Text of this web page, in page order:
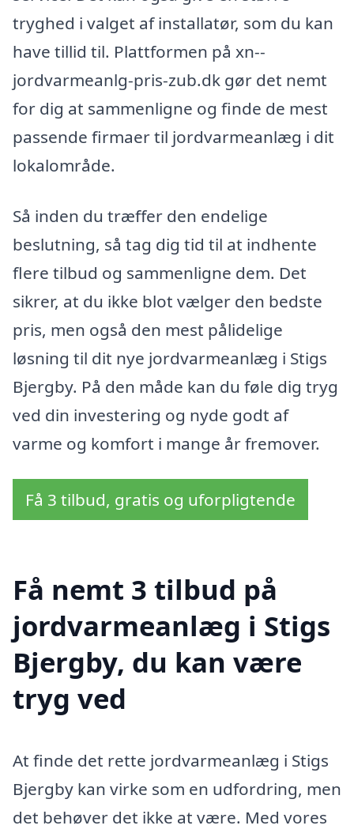
tryghed i valget af installatør, som du kan
have tillid til. Plattformen på xn--
jordvarmeanlg-pris-zub.dk gør det nemt
for dig at sammenligne og finde de mest
passende firmaer til jordvarmeanlæg i dit
lokalområde.
Så inden du træffer den endelige
beslutning, så tag dig tid til at indhente
flere tilbud og sammenligne dem. Det
sikrer, at du ikke blot vælger den bedste
pris, men også den mest pålidelige
løsning til dit nye jordvarmeanlæg i Stigs
Bjergby. På den måde kan du føle dig tryg
ved din investering og nyde godt af
varme og komfort i mange år fremover.
Få 3 tilbud, gratis og uforpligtende
Få nemt 3 tilbud på
jordvarmeanlæg i Stigs
Bjergby, du kan være
tryg ved
At finde det rette jordvarmeanlæg i Stigs
Bjergby kan virke som en udfordring, men
det behøver det ikke at være. Med vores